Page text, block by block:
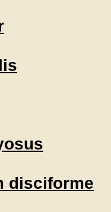
disciforme